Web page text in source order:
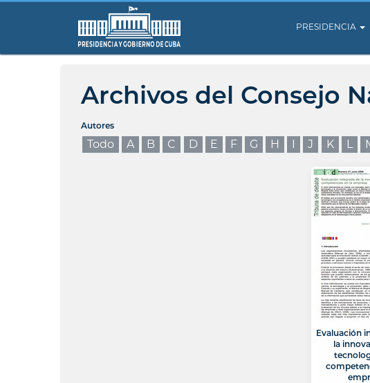
PRESIDENCIA
Archivos del Consejo
Autores
Todo A B C D E F G H I J K L
Evaluación
la